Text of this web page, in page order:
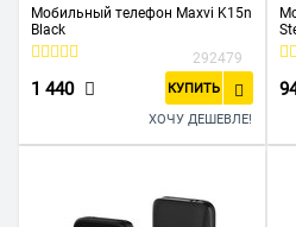
Мобильный телефон Maxvi K15n
Black
292479
1 440 КУПИТЬ
ХОЧУ ДЕШЕВЛЕ!